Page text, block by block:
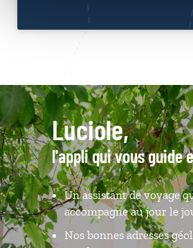
Luciole,
l'appli qui vous guide
Un assistant de voyage
accompagne au jour le
Nos bonnes adresses